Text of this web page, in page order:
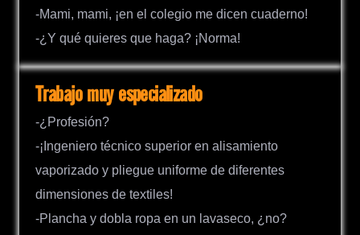
-Mami, mami, ¡en el colegio me dicen cuaderno!
-¿Y qué quieres que haga? ¡Norma!
Trabajo muy especializado
-¿Profesión?
-¡Ingeniero técnico superior en alisamiento
vaporizado y pliegue uniforme de diferentes
dimensiones de textiles!
-Plancha y dobla ropa en un lavaseco, ¿no?